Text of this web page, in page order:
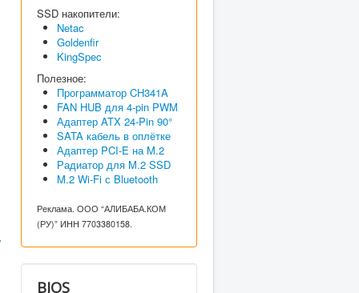
SSD накопители:
Netac
Goldenfir
KingSpec
Полезное:
Программатор CH341A
FAN HUB для 4-pin PWM
Адаптер ATX 24-Pin 90°
SATA кабель в оплётке
Адаптер PCI-E на M.2
Радиатор для M.2 SSD
M.2 Wi-Fi с Bluetooth
Реклама. ООО “АЛИБАБА.КОМ
(РУ)” ИНН 7703380158.
BIOS